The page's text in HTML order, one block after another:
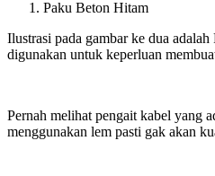
Paku Beton Hitam
Ilustrasi pada gambar ke dua
digunakan untuk keperluan
Pernah melihat pengait kabel yang
menggunakan lem pasti gak akan